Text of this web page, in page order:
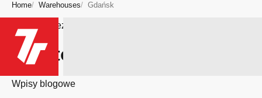
Home Warehouses Gdańsk
Bądź na bieżąco
Miasto: Gdańsk
Wpisy blogowe